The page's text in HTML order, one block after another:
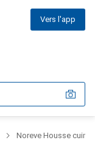
Vers l'app
Noreve Housse cuir